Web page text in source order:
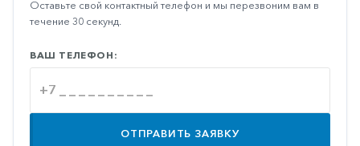
Остеопороз
Паркинсон
Противовирусные
Оставьте свой контактный телефон и мы перезвоним вам в
течение 30 секунд.
ВАШ ТЕЛЕФОН:
ОТПРАВИТЬ ЗАЯВКУ